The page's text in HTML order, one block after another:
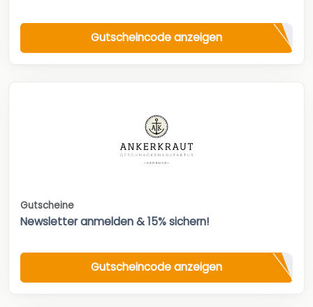
Gutscheincode anzeigen
Gutscheine
Newsletter anmelden & 15% sichern!
Gutscheincode anzeigen